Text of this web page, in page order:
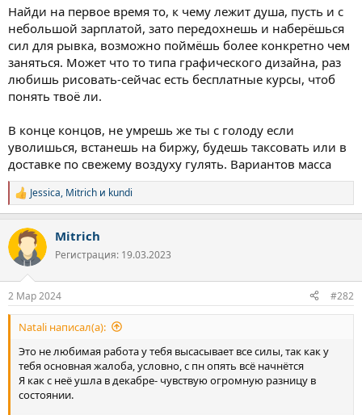
пройдут и опять все по кругу, к примеру, поездка куда-либо ,
опять же быстро пройдет и за что цепляться дальше, вот моя
основная проблема, застыл на месте и разочаровался, ничего
не жду, просто существую (
Найди на первое время то, к чему лежит душа, пусть и с
небольшой зарплатой, зато передохнешь и наберёшься
сил для рывка, возможно поймёшь более конкретно чем
заняться. Может что то типа графического дизайна, раз
любишь рисовать-сейчас есть бесплатные курсы, чтоб
понять твоё ли.
В конце концов, не умрешь же ты с голоду если
уволишься, встанешь на биржу, будешь таксовать или в
доставке по свежему воздуху гулять. Вариантов масса
Р
е
к
ц
и
Jessica, Mitrich и kundi
Mitrich
Регистрация: 19.03.2023
2 Мар 2024 #282
Natali написал(а):
Это не любимая работа у тебя высасывает все силы, так как у
тебя основная жалоба, условно, с пн опять всё начнётся
Я как с неё ушла в декабре- чувствую огромную разницу в
состоянии.